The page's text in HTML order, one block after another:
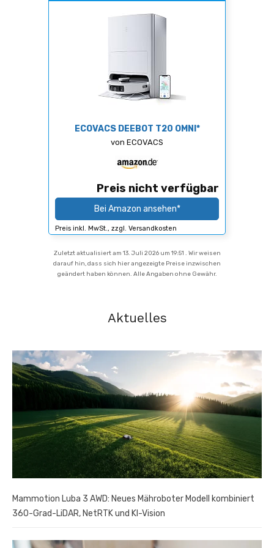
ECOVACS DEEBOT T20 OMNI*
von ECOVACS
Preis nicht verfügbar
Bei Amazon ansehen*
Preis inkl. MwSt., zzgl. Versandkosten
Zuletzt aktualisiert am 13. Juli 2026 um 19:51 . Wir weisen
darauf hin, dass sich hier angezeigte Preise inzwischen
geändert haben können. Alle Angaben ohne Gewähr.
Aktuelles
Mammotion Luba 3 AWD: Neues Mähroboter Modell kombiniert
360-Grad-LiDAR, NetRTK und KI-Vision